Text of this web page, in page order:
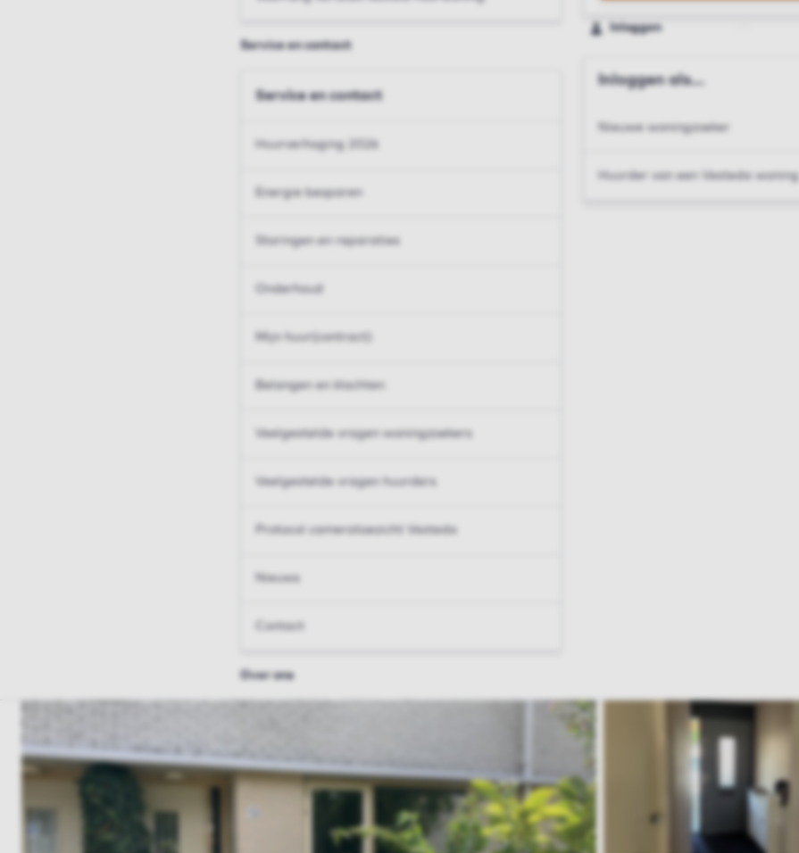
Service en contact
Service en contact
Huurverhoging 2026
Energie besparen
Storingen en reparaties
Onderhoud
Mijn huur(contract)
Belangen en klachten
Veelgestelde vragen woningzoekers
Veelgestelde vragen huurders
Protocol cameratoezicht Vesteda
Nieuws
Contact
Over ons
Inloggen
Inloggen als...
Nieuwe woningzoeker
Huurder van een Vesteda woning